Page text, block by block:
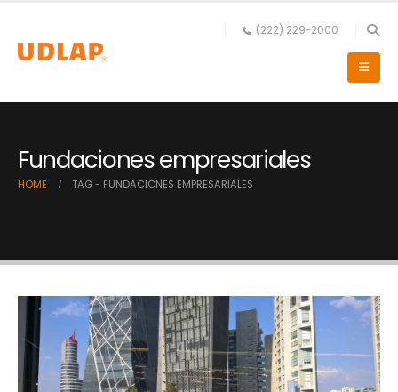
(222) 229-2000
Fundaciones empresariales
HOME TAG - FUNDACIONES EMPRESARIALES